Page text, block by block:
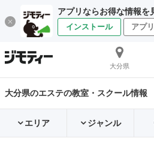
アプリならお得な情報を
インストール アプ
大分県
大分県のエステの教室・スクール情報
エリア ジャンル